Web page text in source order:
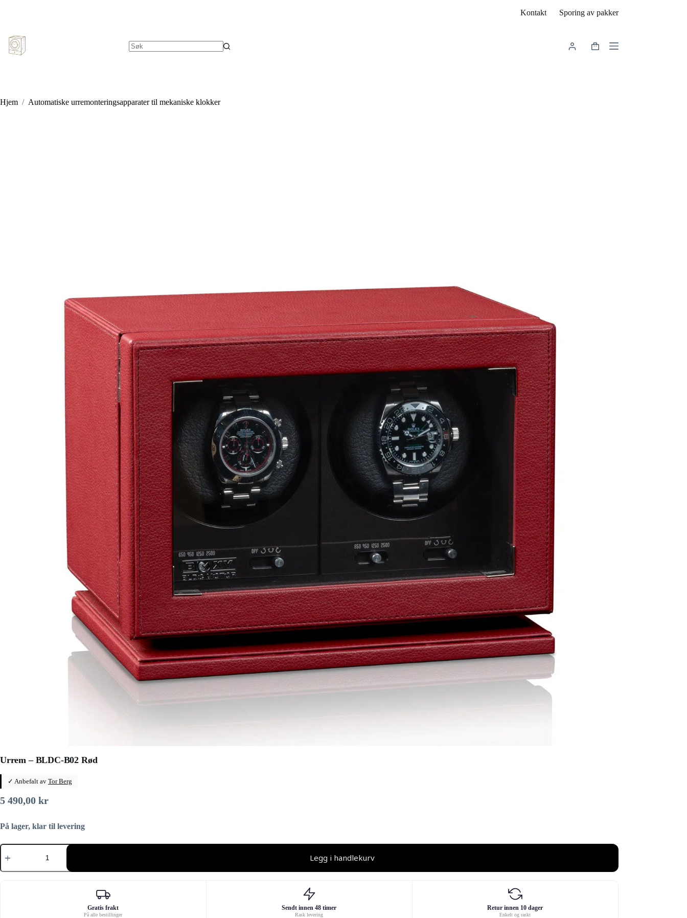
Kontakt Sporing av pakker
Handlekurv
Hjem / Automatiske urremonteringsapparater til mekaniske klokker
Urrem – BLDC-B02 Rød
✓ Anbefalt av Tor Berg
5 490,00 kr
På lager, klar til levering
Urrem
B02
Legg i handlekurv
Gratis frakt
På alle bestillinger
Sendt innen 48 timer
Rask levering
Retur innen 10 dager
Enkelt og raskt